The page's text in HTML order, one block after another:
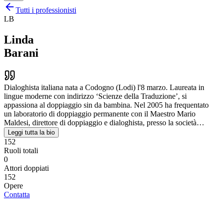
Tutti i professionisti
LB
Linda
Barani
Dialoghista italiana nata a Codogno (Lodi) l'8 marzo. Laureata in
lingue moderne con indirizzo ‘Scienze della Traduzione’, si
appassiona al doppiaggio sin da bambina. Nel 2005 ha frequentato
un laboratorio di doppiaggio permanente con il Maestro Mario
Maldesi, direttore di doppiaggio e dialoghista, presso la società…
Leggi tutta la bio
152
Ruoli totali
0
Attori doppiati
152
Opere
Contatta